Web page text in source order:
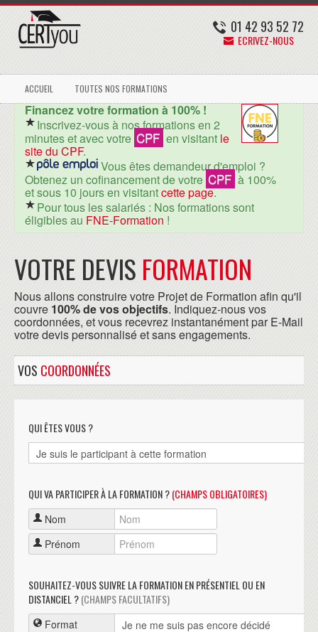
01 42 93 52 72
ECRIVEZ-NOUS
ACCUEIL TOUTES NOS FORMATIONS
Financez votre formation à 100% !
Inscrivez-vous à nos formations en 2
minutes et avec votre CPF en visitant le
site du CPF.
Vous êtes demandeur d'emploi ?
Obtenez un cofinancement de votre CPF à 100%
et sous 10 jours en visitantcette page.
Pour tous les salariés : Nos formations sont
éligibles au FNE-Formation !
VOTRE DEVIS FORMATION
Nous allons construire votre Projet de Formation afin qu'il
couvre 100% de vos objectifs. Indiquez-nous vos
coordonnées, et vous recevrez instantanément par E-Mail
votre devis personnalisé et sans engagements.
VOS COORDONNÉES
QUI ÊTES VOUS ?
QUI VA PARTICIPER À LA FORMATION ?(CHAMPS OBLIGATOIRES)
Nom
Prénom
SOUHAITEZ-VOUS SUIVRE LA FORMATION EN PRÉSENTIEL OU EN
DISTANCIEL ?(CHAMPS FACULTATIFS)
Format